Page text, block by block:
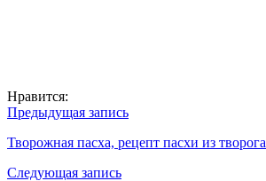
Нравится:
Навигация
по
записям
Предыдущая запись
Творожная пасха, рецепт пасхи из творога
Следующая запись